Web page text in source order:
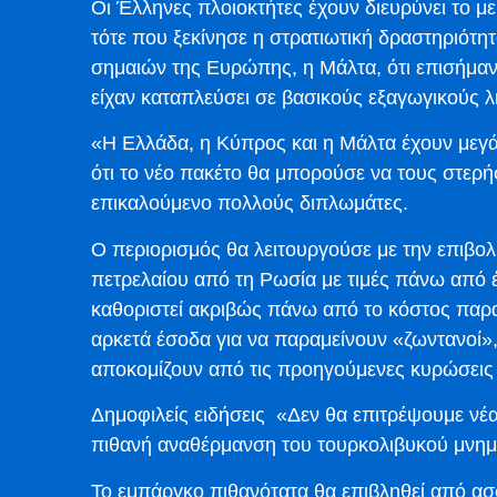
Οι Έλληνες πλοιοκτήτες έχουν διευρύνει το
τότε που ξεκίνησε η στρατιωτική
σημαιών της Ευρώπης, η Μάλτα, ότι
είχαν καταπλεύσει σε βασικούς εξαγωγικούς
«Η Ελλάδα, η Κύπρος και η Μάλτα έχουν
ότι το νέο πακέτο θα μπορούσε να τους
επικαλούμενο πολλούς διπλωμάτες.
Ο περιορισμός θα λειτουργούσε με την
πετρελαίου από τη Ρωσία με τιμές πάνω από
καθοριστεί ακριβώς πάνω από το κόστος
αρκετά έσοδα για να παραμείνουν
αποκομίζουν από τις προηγούμενες
Δημοφιλείς ειδήσεις «Δεν θα επιτρέψουμε
πιθανή αναθέρμανση του τουρκολιβυκού
Το εμπάργκο πιθανότατα θα επιβληθεί από